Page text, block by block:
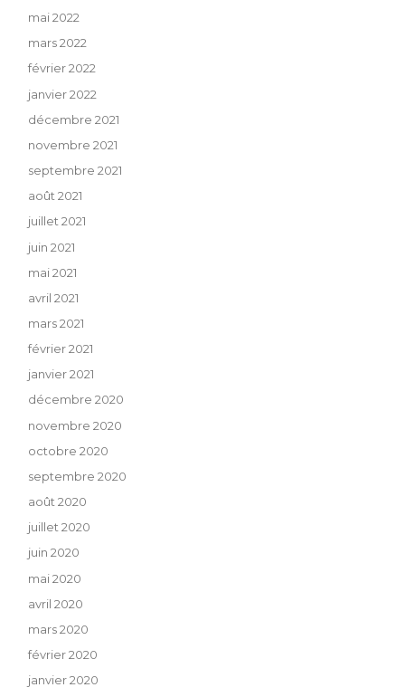
mai 2022
mars 2022
février 2022
janvier 2022
décembre 2021
novembre 2021
septembre 2021
août 2021
juillet 2021
juin 2021
mai 2021
avril 2021
mars 2021
février 2021
janvier 2021
décembre 2020
novembre 2020
octobre 2020
septembre 2020
août 2020
juillet 2020
juin 2020
mai 2020
avril 2020
mars 2020
février 2020
janvier 2020